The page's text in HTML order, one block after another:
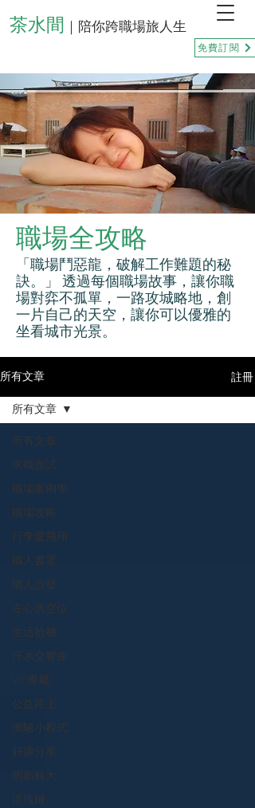
茶水間 ｜陪你跨職場旅人生
免費訂閱
職場全攻略
「職場鬥惡龍，破解工作難題的秘
訣。」 透過每個職場故事，讓你職
場對弈不孤單，一路攻城略地，創
一片自己的天空，讓你可以優雅的
坐看城市光景。
所有文章 註冊
所有文章
求職面試
職場案例學
職場攻略
行李愛飛翔
職人書選
懶人沙發
左心房空位
生活拾穗
汗水交響曲
VIP專屬
公益路上
測驗小程式
好康分享
明新科大
區塊鏈
所有文章